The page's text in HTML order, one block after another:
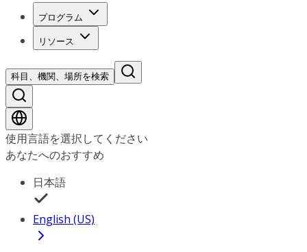
プログラム
リソース
科目、機関、場所を検索
使用言語を選択してください
あなたへのおすすめ
日本語
English (US)